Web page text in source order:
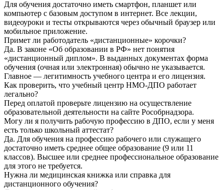
Для обучения достаточно иметь смартфон, планшет или
компьютер с базовым доступом в интернет. Все лекции,
видеоуроки и тесты открываются через обычный браузер или
мобильное приложение.
Примет ли работодатель «дистанционные» корочки?
Да. В законе «Об образовании в РФ» нет понятия
«дистанционный диплом». В выданных документах форма
обучения (очная или электронная) обычно не указывается.
Главное — легитимность учебного центра и его лицензия.
Как проверить, что учебный центр НМО-ДПО работает
легально?
Перед оплатой проверьте лицензию на осуществление
образовательной деятельности на сайте Рособрнадзора.
Могу ли я получить рабочую профессию в ДПО, если у меня
есть только школьный аттестат?
Да. Для обучения на профессию рабочего или служащего
достаточно иметь среднее общее образование (9 или 11
классов). Высшее или среднее профессиональное образование
для этого не требуется.
Нужна ли медицинская книжка или справка для
дистанционного обучения?